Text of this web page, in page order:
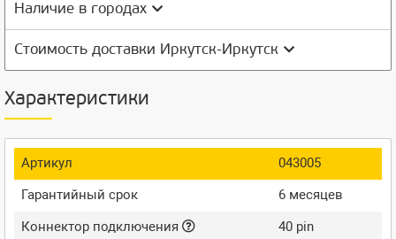
Наличие в городах
Стоимость доставки Иркутск-Иркутск
Характеристики
Артикул
043005
Гарантийный срок
6 месяцев
Коннектор подключения
40 pin